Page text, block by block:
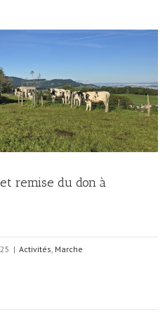
remise du don à
| Activités, Marche